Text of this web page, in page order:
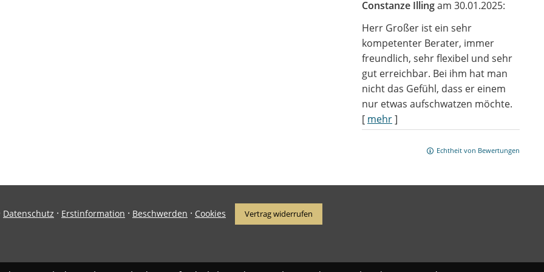
Constanze Illingam 30.01.2025:
Herr Großer ist ein sehr
kompetenter Berater, immer
freundlich, sehr flexibel und sehr
gut erreichbar. Bei ihm hat man
nicht das Gefühl, dass er einem
nur etwas aufschwatzen möchte.
[ mehr]
Echtheit von Bewertungen
Datenschutz · Erstinformation · Beschwerden · Cookies Vertrag widerrufen